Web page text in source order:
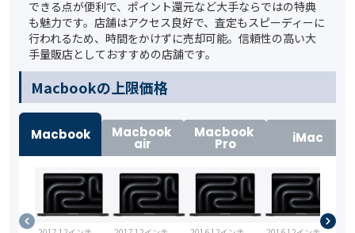
できる点が便利で、ポイント還元など大手ならではの特典
も魅力です。店舗はアクセス良好で、査定もスピーディーに
行われるため、時間をかけずに売却可能。信頼性の高い大
手量販店としておすすめの店舗です。
️Macbookの上限価格
Macbook Macbook
air
Macbook
Pro iMac